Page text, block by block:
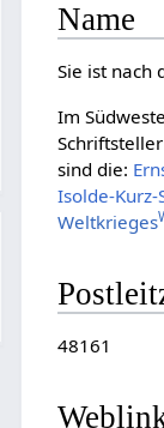
Name
Sie ist nach
Im
sind die:
Isolde-Kurz-
Weltkrieges
48161